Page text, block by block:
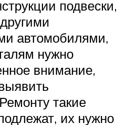
подвески,
автомобилями,
нужно
внимание,
такие
их нужно